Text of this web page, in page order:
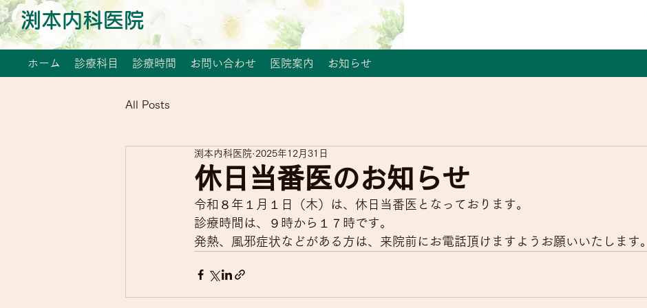
渕本内科医院
ホーム 診療科目 診療時間 お問い合わせ 医院案内 お知らせ
All Posts
休日当番医のお知らせ
渕本内科医院 2025年12月31日
令和８年１月１日（木）は、休日当番医となっております。
診療時間は、９時から１７時です。
発熱、風邪症状などがある方は、来院前にお電話頂けますようお願いいたします。